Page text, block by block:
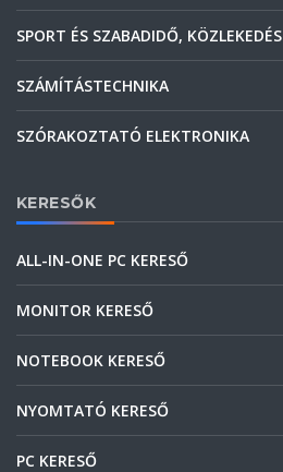
SPORT ÉS SZABADIDŐ, KÖZLEKEDÉS
SZÁMÍTÁSTECHNIKA
SZÓRAKOZTATÓ ELEKTRONIKA
KERESŐK
ALL-IN-ONE PC KERESŐ
MONITOR KERESŐ
NOTEBOOK KERESŐ
NYOMTATÓ KERESŐ
PC KERESŐ